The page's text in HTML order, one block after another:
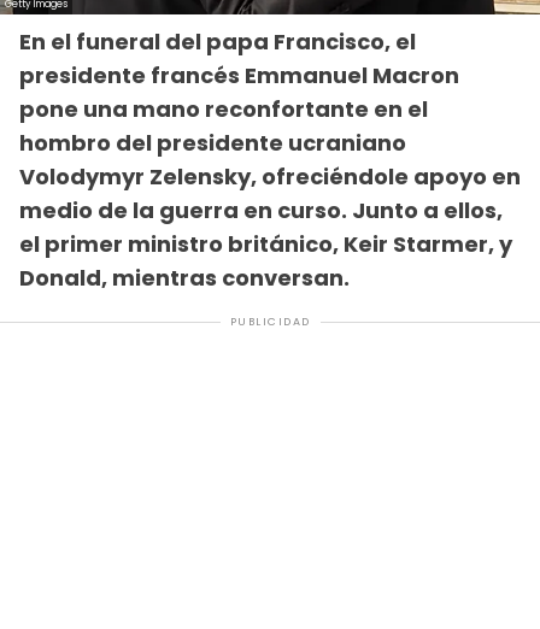
En el funeral del papa Francisco, el
presidente francés Emmanuel Macron
pone una mano reconfortante en el
hombro del presidente ucraniano
Volodymyr Zelensky, ofreciéndole apoyo en
medio de la guerra en curso. Junto a ellos,
el primer ministro británico, Keir Starmer, y
Donald, mientras conversan.
PUBLICIDAD